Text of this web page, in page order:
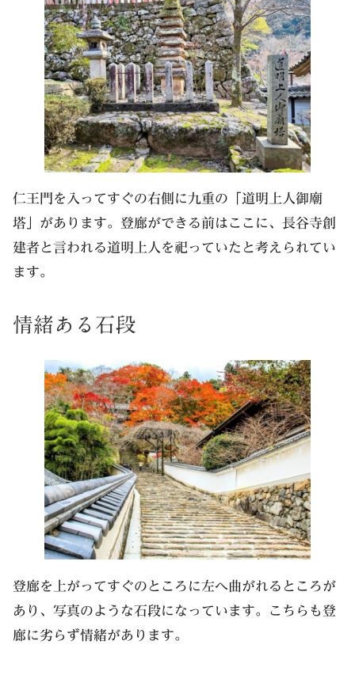
仁王門を入ってすぐの右側に九重の「道明上人御廟
塔」があります。登廊ができる前はここに、長谷寺創
建者と言われる道明上人を祀っていたと考えられてい
ます。
情緒ある石段
登廊を上がってすぐのところに左へ曲がれるところが
あり、写真のような石段になっています。こちらも登
廊に劣らず情緒があります。